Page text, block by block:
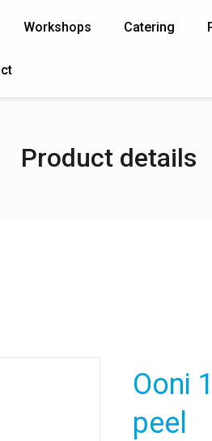
Workshops Catering
Product details
Ooni
peel